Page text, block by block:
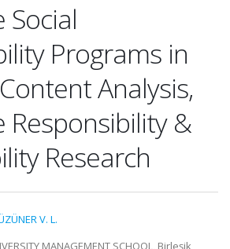
Programs in
Analysis,
Responsibility &
Research
V. L.
MANAGEMENT SCHOOL, Birleşik